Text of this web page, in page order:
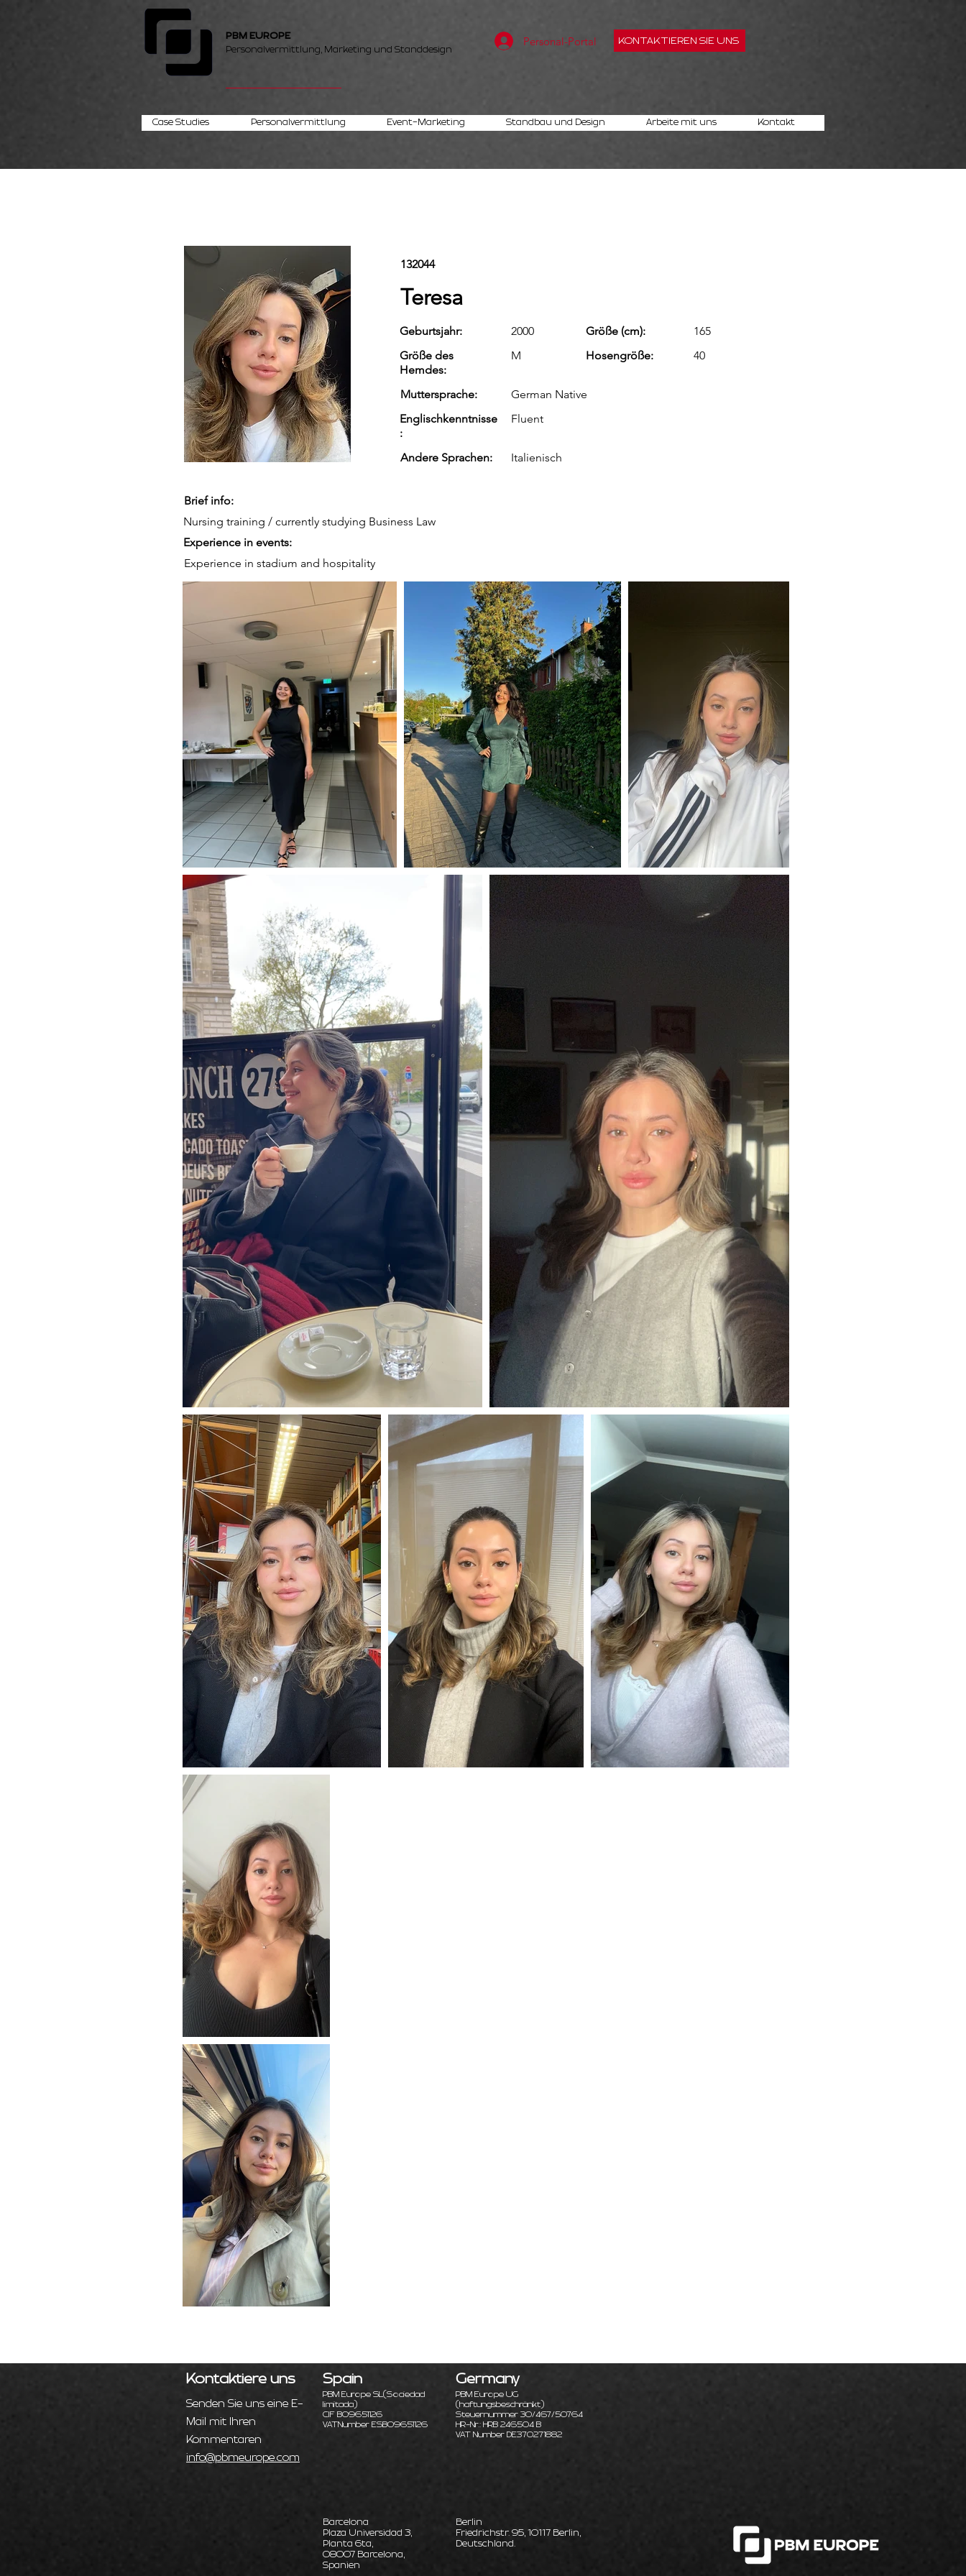
PBM EUROPE
Personalvermittlung, Marketing und Standdesign
Personal-Portal KONTAKTIEREN SIE UNS
Case Studies Personalvermittlung Event-Marketing Standbau und Design Arbeite mit uns Kontakt
132044
Teresa
Geburtsjahr: 2000 Größe (cm):
165
Größe des
Hemdes:
M Hosengröße: 40
Muttersprache:
German Native
Englischkenntnisse
:
Fluent
Andere Sprachen: Italienisch
Brief info:
Nursing training / currently studying Business Law
Experience in events:
Experience in stadium and hospitality
Kontaktiere uns
Senden Sie uns eine E-
Mail mit Ihren
Kommentaren
info@pbmeurope.com
Spain
PBM Europe SL(Sociedad
limitada)
CIF B09651126
VATNumber ESB09651126
Germany
PBM Europe UG
(haftungsbeschränkt)
Steuernummer 30/467/50764
HR-Nr.: HRB 246504 B
VAT Number DE370271882
Barcelona
Plaza Universidad 3,
Planta 6ta,
08007 Barcelona,
Spanien
Berlin
Friedrichstr. 95, 10117 Berlin,
Deutschland.